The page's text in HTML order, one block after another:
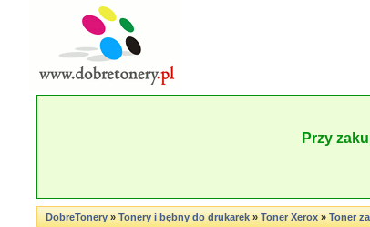
Przy
DobreTonery»Tonery i bębny do drukarek»Toner Xerox»Toner